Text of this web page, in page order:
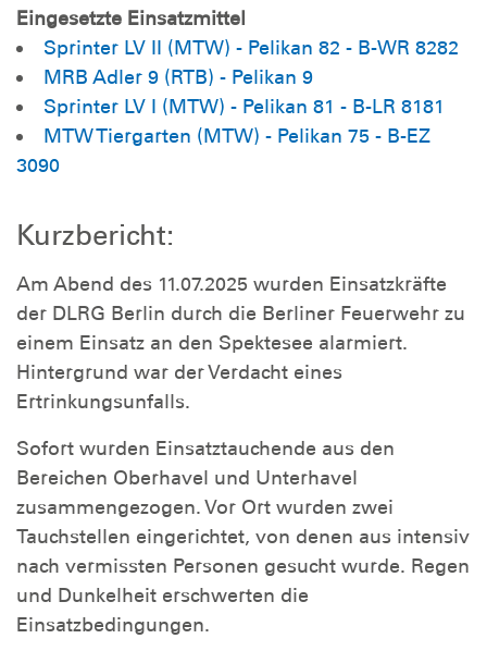
Eingesetzte Einsatzmittel
Sprinter LV II (MTW) - Pelikan 82 - B-WR 8282
MRB Adler 9 (RTB) - Pelikan 9
Sprinter LV I (MTW) - Pelikan 81 - B-LR 8181
MTW Tiergarten (MTW) - Pelikan 75 - B-EZ
3090
Kurzbericht:
Am Abend des 11.07.2025 wurden Einsatzkräfte
der DLRG Berlin durch die Berliner Feuerwehr zu
einem Einsatz an den Spektesee alarmiert.
Hintergrund war der Verdacht eines
Ertrinkungsunfalls.
Sofort wurden Einsatztauchende aus den
Bereichen Oberhavel und Unterhavel
zusammengezogen. Vor Ort wurden zwei
Tauchstellen eingerichtet, von denen aus intensiv
nach vermissten Personen gesucht wurde. Regen
und Dunkelheit erschwerten die
Einsatzbedingungen.